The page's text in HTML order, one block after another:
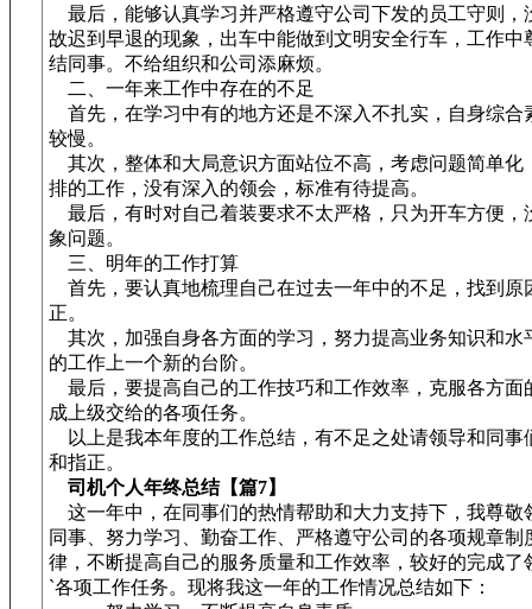
最后，能够认真学习并严格遵守公司下发的员工守则，
故迟到早退的现象，出车中能做到文明安全行车，工作中
结同事。不给组织和公司添麻烦。
二、一年来工作中存在的不足
首先，在学习中有的地方还是不深入不扎实，自身综合
较慢。
其次，整体和大局意识方面站位不高，考虑问题简单化
排的工作，没有深入的领会，标准有待提高。
最后，有时对自己着装要求不太严格，只为开车方便，
象问题。
三、明年的工作打算
首先，要认真地梳理自己在过去一年中的不足，找到原
正。
其次，加强自身各方面的学习，努力提高业务知识和水
的工作上一个新的台阶。
最后，要提高自己的工作技巧和工作效率，克服各方面
成上级交给的各项任务。
以上是我本年度的工作总结，有不足之处请领导和同事
和指正。
司机个人年终总结【篇7】
这一年中，在同事们的热情帮助和大力支持下，我尊敬
同事、努力学习、勤奋工作、严格遵守公司的各项规章制
律，不断提高自己的服务质量和工作效率，较好的完成了
`各项工作任务。现将我这一年的工作情况总结如下：